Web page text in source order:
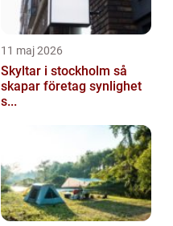
11 maj 2026
Skyltar i stockholm så
skapar företag synlighet
s...